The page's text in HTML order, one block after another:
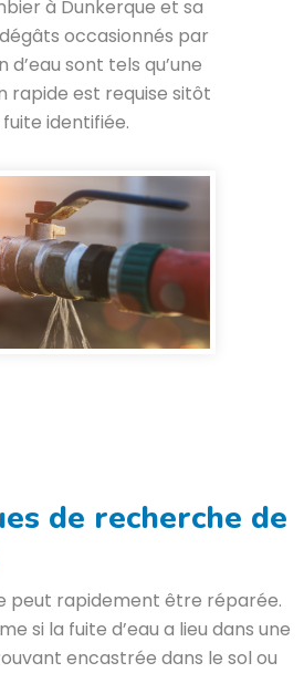
à Dunkerque et sa
occasionnés par
d’eau sont tels qu’une
rapide est requise sitôt
fuite identifiée.
de recherche de
peut rapidement être réparée.
si la fuite d’eau a lieu dans une
encastrée dans le sol ou